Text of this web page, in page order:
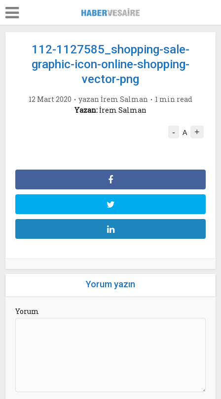
112-1127585_shopping-sale-
graphic-icon-online-shopping-
vector-png
12 Mart 2020 yazan İrem Salman
1 min read
Yazan:İrem Salman
- A +
Yorum yazın
Yorum